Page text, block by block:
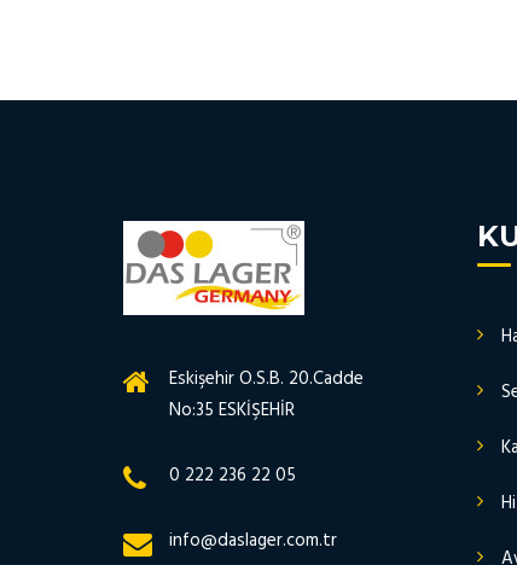
Eskişehir O.S.B. 20.Cadde
No:35 ESKİŞEHİR
0 222 236 22 05
info@daslager.com.tr